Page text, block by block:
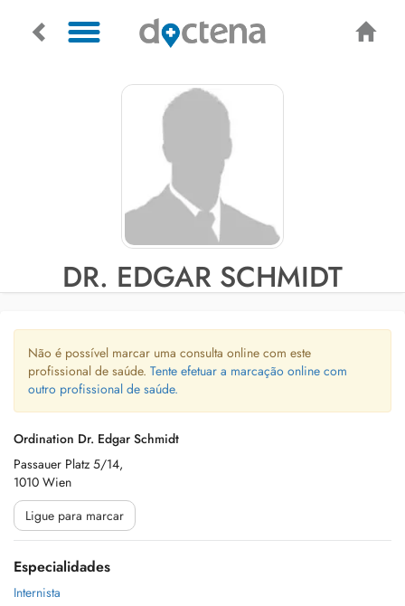
DR. EDGAR SCHMIDT
Não é possível marcar uma consulta online com este
profissional de saúde. Tente efetuar a marcação online com
outro profissional de saúde.
Ordination Dr. Edgar Schmidt
Passauer Platz 5/14,
1010 Wien
Ligue para marcar
Especialidades
Internista